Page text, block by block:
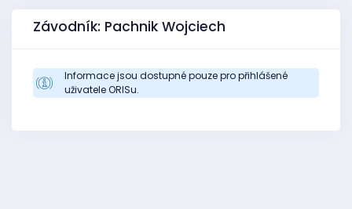
Závodník: Pachnik Wojciech
Informace jsou dostupné pouze pro přihlášené
uživatele ORISu.